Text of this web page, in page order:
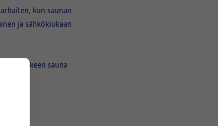
kun saunan
ja sähkökiukaan
jälkeen sauna